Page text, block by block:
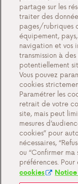
Nos produits
Gaz en
Gaz en
QFP
A propos de
Contact
partage sur les
traiter des
pages/rubriques
équipement,
navigation et vos
transmission à
potentiellement
Vous pouvez
cookies
Paramétrer les
retrait de votre
site, mais peut
mesures
cookies” pour
nécessaires,
ou “Confirmer
préférences. Pour
cookies